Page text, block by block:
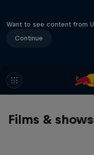
Want to see content from
Continue
Films & shows
1